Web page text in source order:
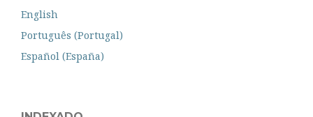
English
Português (Portugal)
Español (España)